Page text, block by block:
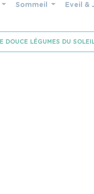
Sommeil Eveil &
DOUCE LÉGUMES DU